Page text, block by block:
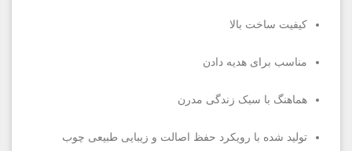
کیفیت ساخت بالا
مناسب برای هدیه دادن
هماهنگ با سبک زندگی مدرن
تولید شده با رویکرد حفظ اصالت و زیبایی طبیعی چوب